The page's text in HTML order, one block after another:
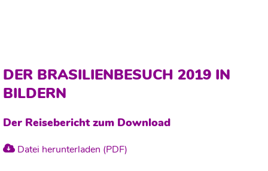
DER BRASILIENBESUCH 2019 IN
BILDERN
Der Reisebericht zum Download
Datei herunterladen (PDF)